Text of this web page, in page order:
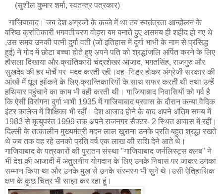
(सुशील कुमार शर्मा, स्वतन्त्र पत्रकार)
गाजियाबाद। जब देश अंग्रजों के कब्जे में था तब स्वतंत्रता आन्दोलन के
वरिष्ठ क्रांतिकारी भगवतीचरण वोहरा बम बनाते हुए असमय ही शहीद हो गए थे
,उस समय उनकी पत्नी दुर्गा वती (जो इतिहास में दुर्गा भाभी के नाम से प्रसिद्ध
हुई) ने गोद में छोटा बच्चा होते हुए अपने पति को श्रद्धांजलि अर्पित करने के लिए
हौसला दिखाया और क्रांतिकारी चंद्रशेखर आजाद, भगतसिंह, राजगुरु और
सुखदेव की हर मोर्चे पर मदद करती रही।वह निडर होकर अंग्रेजी सरकार की
आंखों में धूल झोंकने के लिए क्रान्तिकारियों के साथ सफर करती थी तथा उन्हें
हथियार पहुंचाने का काम भी वही करती थी। गाजियाबाद निवासियों को गर्व है
कि ऐसी विरांगना दुर्गा भाभी 1935 में गाजियाबाद प्रवास के दौरान कन्या वैदिक
इंटर कालेज में शिक्षिका भी रहीं। देश आजाद होने के बाद अपने अंतिम समय में
1983 से मृत्युपरंत 1999 तक अपने राजनगर सैक्टर- 2 स्थित आवास में रहीं।
दिल्ली के तत्कालीन मुख्यमंत्री मदन लाल खुराना उनके प्रति बहुत श्रद्धा रखते
थे जब तक वह रहे उनको प्रति वर्ष एक लाख की राशि देने आते थे।
गाजियाबाद के पत्रकारों की पुरातन संस्था "गाजियाबाद जर्नलिस्ट्स क्लब" ने
भी देश की आजादी में अतुलनीय योगदान के लिए उनके निवास पर जाकर उनका
सम्मान किया था और उनके मुख से उनके संस्मरण भी सुने थे।उसी ऐतिहासिक
क्षण के कुछ चित्र भी साझा कर रहा हूं।